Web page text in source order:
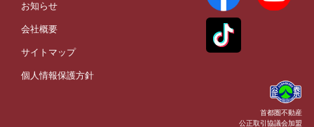
お知らせ
会社概要
サイトマップ
個人情報保護方針
首都圏不動産
公正取引協議会加盟